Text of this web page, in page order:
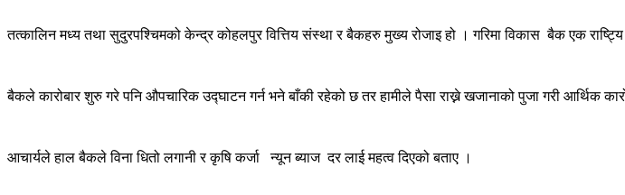
तत्कालिन मध्य तथा सुदुरपश्चिमको केन्द्र कोहलपुर वित्तिय संस्था र बैकहरु मुख्य रोजाइ हो । गरिमा विकास बैक एक
बैकले कारोबार शुरु गरे पनि औपचारिक उद्घाटन गर्न भने बाँकी रहेको छ तर हामीले पैसा राख्ने खजानाको पुजा गरी आर्थिक
आचार्यले हाल बैकले विना धितो लगानी र कृषि कर्जा न्यून ब्याज दर लाई महत्व दिएको बताए ।